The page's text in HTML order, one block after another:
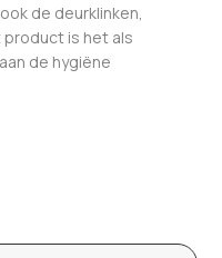
de deurklinken,
is het als
de hygiëne